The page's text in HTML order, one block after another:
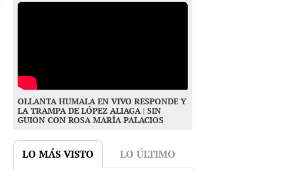
OLLANTA HUMALA EN VIVO RESPONDE Y
LA TRAMPA DE LÓPEZ ALIAGA | SIN
GUION CON ROSA MARÍA PALACIOS
LO MÁS VISTO LO ÚLTIMO